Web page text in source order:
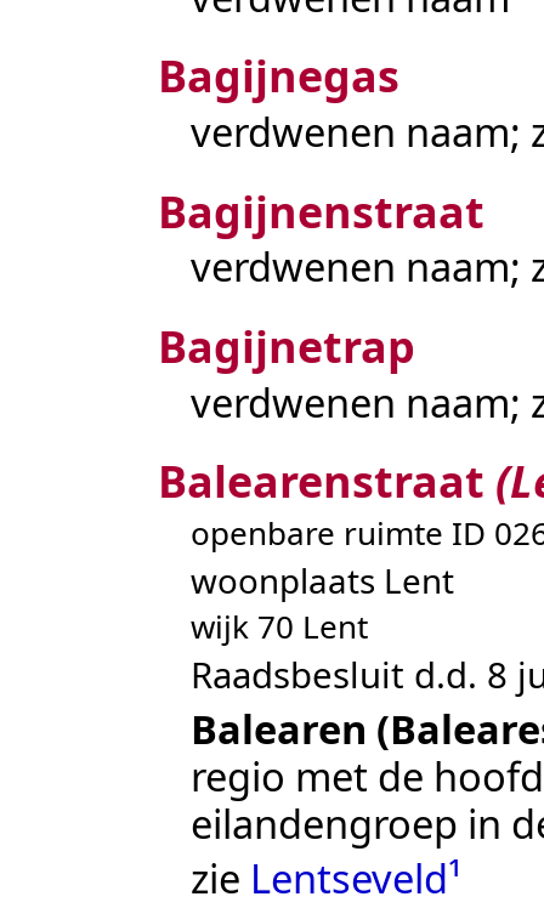
Bagijnegas
verdwenen naam;
Bagijnenstraat
verdwenen naam;
Bagijnetrap
verdwenen naam;
Balearenstraat
openbare ruimte ID
woonplaats Lent
wijk 70 Lent
Raadsbesluit d.d. 8
Balearen
regio met de
eilandengroep in
zie Lentseveld¹